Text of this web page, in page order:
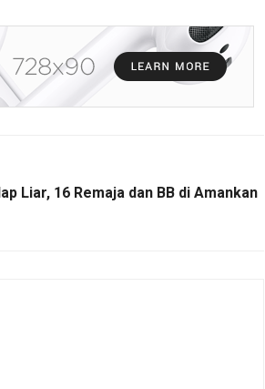
Liar, 16 Remaja dan BB di Amankan